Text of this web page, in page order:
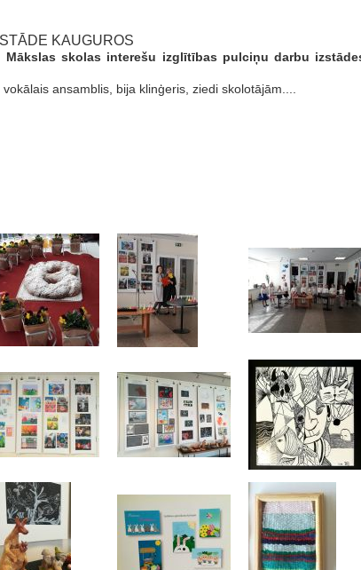
KAUGUROS
skolas interešu izglītības pulciņu darbu
ansamblis, bija klinģeris, ziedi skolotājām....